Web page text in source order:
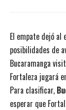
El empate dejó al
posibilidades de
Bucaramanga
Fortaleza jugará
Para clasificar,
esperar que